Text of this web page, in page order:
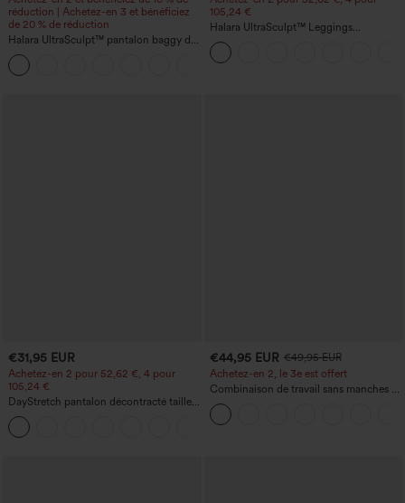
réduction | Achetez-en 3 et bénéficiez
de 20 % de réduction
Halara UltraSculpt™ pantalon baggy de
yoga taille haute à effet gainant pour le
ventre, à rayures color block, avec
poches
105,24 €
Halara UltraSculpt™ Leggings
d'entraînement sculptants taille haute,
effet ventre plat, avec poche
€31,95 EUR
Achetez-en 2 pour 52,62 €, 4 pour
105,24 €
DayStretch pantalon décontracté taille
haute à jambe en forme de tonneau
avec poches
€44,95 EUR €49,95 EUR
Achetez-en 2, le 3e est offert
Combinaison de travail sans manches à
encolure bateau, côtés noués, toucher
frais, rayée, avec poches — Édition Easy
Peezy